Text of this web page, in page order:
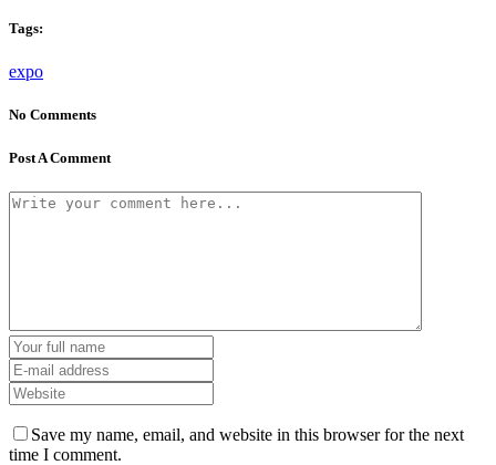
Tags:
expo
No Comments
Post A Comment
Save my name, email, and website in this browser for the next
time I comment.